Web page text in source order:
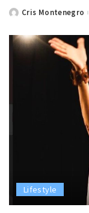
PostedCris Montenegro
Lifestyle